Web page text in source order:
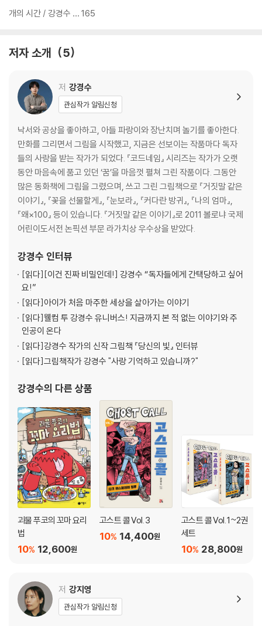
개의 시간 / 강경수 … 165
저자 소개 5
저 강경수
관심작가 알림신청
낙서와 공상을 좋아하고, 아들 파랑이와 장난치며 놀기를 좋아한다.
만화를 그리면서 그림을 시작했고, 지금은 선보이는 작품마다 독자
들의 사랑을 받는 작가가 되었다. 『코드네임』 시리즈는 작가가 오랫
동안 마음속에 품고 있던 ‘꿈’을 마음껏 펼쳐 그린 작품이다. 그동안
많은 동화책에 그림을 그렸으며, 쓰고 그린 그림책으로 『거짓말 같은
이야기』, 『꽃을 선물할게』, 『눈보라』, 『커다란 방귀』, 『나의 엄마』,
『왜×100』 등이 있습니다. 『거짓말 같은 이야기』로 2011 볼로냐 국제
어린이도서전 논픽션 부문 라가치상 우수상을 받았다.
강경수 인터뷰
[읽다][이건 진짜 비밀인데!] 강경수 “독자들에게 간택당하고 싶어
요!”
[읽다]아이가 처음 마주한 세상을 살아가는 이야기
[읽다]웰컴 투 강경수 유니버스! 지금까지 본 적 없는 이야기와 주
인공이 온다
[읽다]강경수 작가의 신작 그림책 『당신의 빛』 인터뷰
[읽다]그림책작가 강경수 "사랑 기억하고 있습니까?"
강경수의 다른 상품
괴물 푸코의 꼬마 요리
법
12,600원
10%
고스트 콜 Vol. 3
14,400원
10%
고스트 콜 Vol. 1~2권
세트
28,800원
10%
저 강지영
관심작가 알림신청